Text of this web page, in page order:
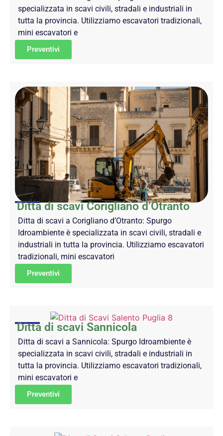
specializzata in scavi civili, stradali e industriali in
tutta la provincia. Utilizziamo escavatori tradizionali,
mini escavatori e
Preventivi
Ditta di scavi Corigliano d’Otranto
Ditta di scavi a Corigliano d’Otranto: Spurgo
Idroambiente è specializzata in scavi civili, stradali e
industriali in tutta la provincia. Utilizziamo escavatori
tradizionali, mini escavatori
Preventivi
Ditta di scavi Sannicola
Ditta di scavi a Sannicola: Spurgo Idroambiente è
specializzata in scavi civili, stradali e industriali in
tutta la provincia. Utilizziamo escavatori tradizionali,
mini escavatori e
Preventivi